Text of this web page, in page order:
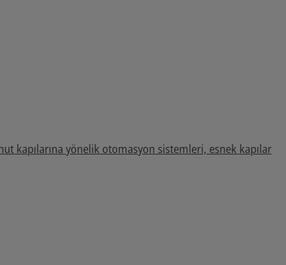
kapılarına yönelik otomasyon sistemleri, esnek kapılar